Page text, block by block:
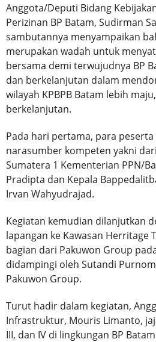
Anggota/Deputi Bidang
Perizinan BP Batam, Sudirman
sambutannya menyampaikan
merupakan wadah untuk
bersama demi terwujudnya BP
dan berkelanjutan dalam
wilayah KPBPB Batam lebih
berkelanjutan.
Pada hari pertama, para
narasumber kompeten yakni
Sumatera 1 Kementerian PPN/
Pradipta dan Kepala
Irvan Wahyudrajad.
Kegiatan kemudian dilanjutkan
lapangan ke Kawasan Herritage
bagian dari Pakuwon Group
didampingi oleh Sutandi
Pakuwon Group.
Turut hadir dalam kegiatan,
Infrastruktur, Mouris Limanto,
III, dan IV di lingkungan BP